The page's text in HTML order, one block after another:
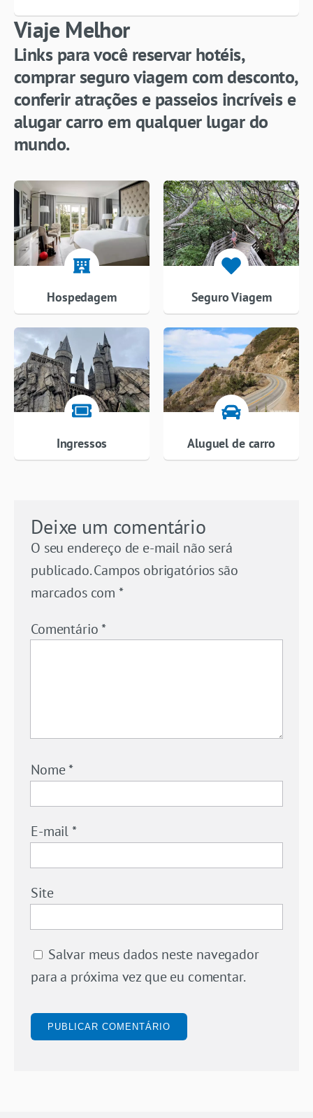
Viaje Melhor
Links para você reservar hotéis,
comprar seguro viagem com desconto,
conferir atrações e passeios incríveis e
alugar carro em qualquer lugar do
mundo.
Hospedagem Seguro Viagem
Ingressos Aluguel de carro
Deixe um comentário
O seu endereço de e-mail não será
publicado. Campos obrigatórios são
marcados com *
Comentário*
Nome*
E-mail*
Site
Salvar meus dados neste navegador
para a próxima vez que eu comentar.